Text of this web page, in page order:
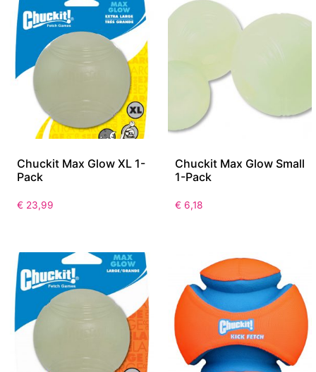
Chuckit Max Glow XL 1-
Pack
€ 23,99
Chuckit Max Glow Small
1-Pack
€ 6,18